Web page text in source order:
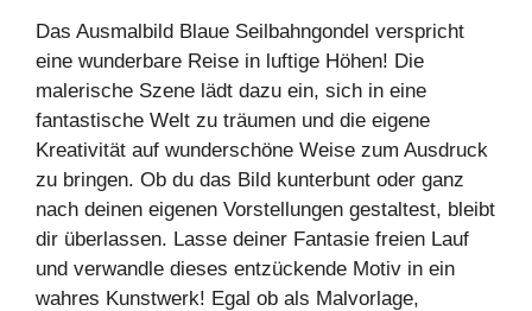
Das Ausmalbild Blaue Seilbahngondel verspricht
eine wunderbare Reise in luftige Höhen! Die
malerische Szene lädt dazu ein, sich in eine
fantastische Welt zu träumen und die eigene
Kreativität auf wunderschöne Weise zum Ausdruck
zu bringen. Ob du das Bild kunterbunt oder ganz
nach deinen eigenen Vorstellungen gestaltest, bleibt
dir überlassen. Lasse deiner Fantasie freien Lauf
und verwandle dieses entzückende Motiv in ein
wahres Kunstwerk! Egal ob als Malvorlage,